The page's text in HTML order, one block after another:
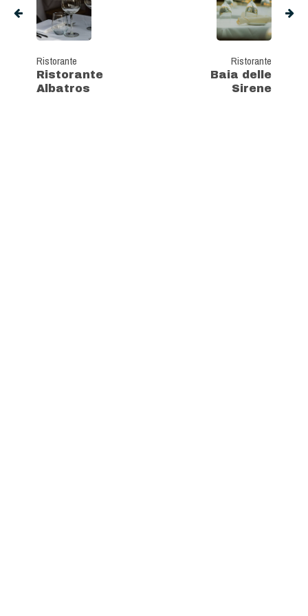
Ristorante
Ristorante
Albatros
Ristorante
Baia delle
Sirene